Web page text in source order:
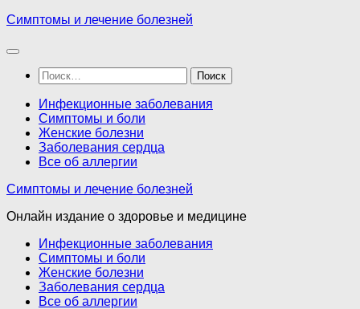
Перейти
содержимому
Симптомы и лечение болезней
Найти:
Инфекционные заболевания
Симптомы и боли
Женские болезни
Заболевания сердца
Все об аллергии
Симптомы и лечение болезней
Онлайн издание о здоровье и медицине
Инфекционные заболевания
Симптомы и боли
Женские болезни
Заболевания сердца
Все об аллергии